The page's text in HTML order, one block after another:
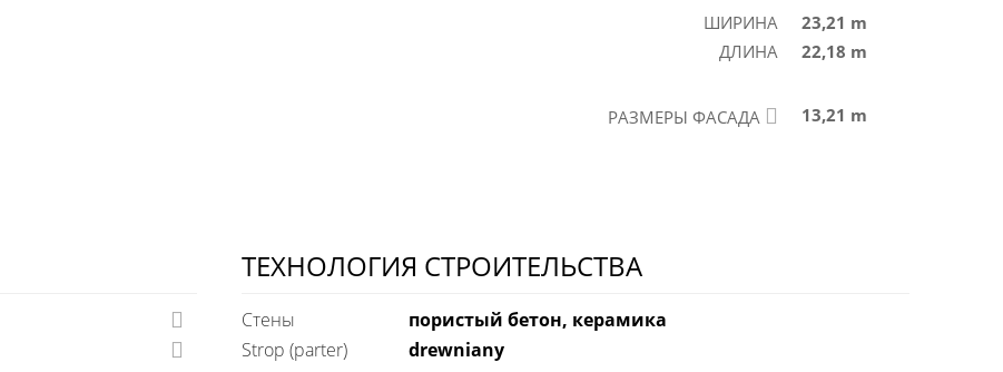
ШИРИНА
23,21 m
ДЛИНА
22,18 m
РАЗМЕРЫ ФАСАДА 13,21 m
ТЕХНОЛОГИЯ СТРОИТЕЛЬСТВА
Стены
пористый бетон, керамика
Strop (parter)
drewniany